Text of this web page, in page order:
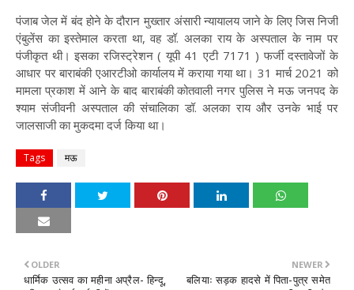
पंजाब जेल में बंद होने के दौरान मुख्तार अंसारी न्यायालय जाने के लिए जिस निजी
एंबुलेंस का इस्तेमाल करता था, वह डॉ. अलका राय के अस्पताल के नाम पर
पंजीकृत थी। इसका रजिस्ट्रेशन ( यूपी 41 एटी 7171 ) फर्जी दस्तावेजों के
आधार पर बाराबंकी एआरटीओ कार्यालय में कराया गया था। 31 मार्च 2021 को
मामला प्रकाश में आने के बाद बाराबंकी कोतवाली नगर पुलिस ने मऊ जनपद के
श्याम संजीवनी अस्पताल की संचालिका डॉ. अलका राय और उनके भाई पर
जालसाजी का मुकदमा दर्ज किया था।
Tags मऊ
NEWER
बलियाः सड़क हादसे में पिता-पुत्र समेत
OLDER
धार्मिक उत्सव का महीना अप्रैल- हिन्दू,